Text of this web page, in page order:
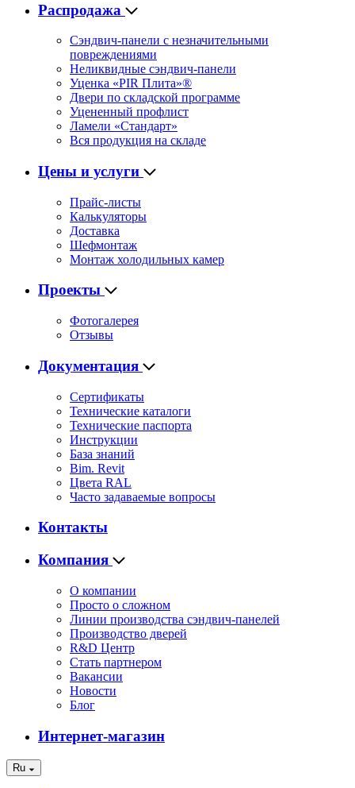
Распродажа
Сэндвич-панели с незначительными
повреждениями
Неликвидные сэндвич-панели
Уценка «PIR Плита»®
Двери по складской программе
Уцененный профлист
Ламели «Стандарт»
Вся продукция на складе
Цены и услуги
Прайс-листы
Калькуляторы
Доставка
Шефмонтаж
Монтаж холодильных камер
Проекты
Фотогалерея
Отзывы
Документация
Сертификаты
Технические каталоги
Технические паспорта
Инструкции
База знаний
Bim. Revit
Цвета RAL
Часто задаваемые вопросы
Контакты
Компания
О компании
Просто о сложном
Линии производства сэндвич-панелей
Производство дверей
R&D Центр
Стать партнером
Вакансии
Новости
Блог
Интернет-магазин
Ru